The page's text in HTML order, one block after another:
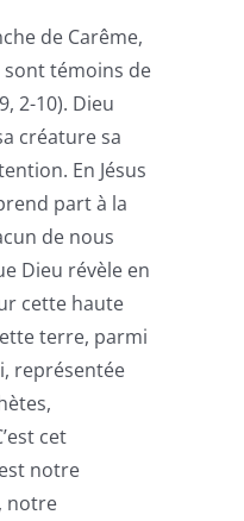
de Carême,
sont témoins de
2-10). Dieu
créature sa
En Jésus
part à la
de nous
Dieu révèle en
cette haute
terre, parmi
représentée
cet
notre
notre